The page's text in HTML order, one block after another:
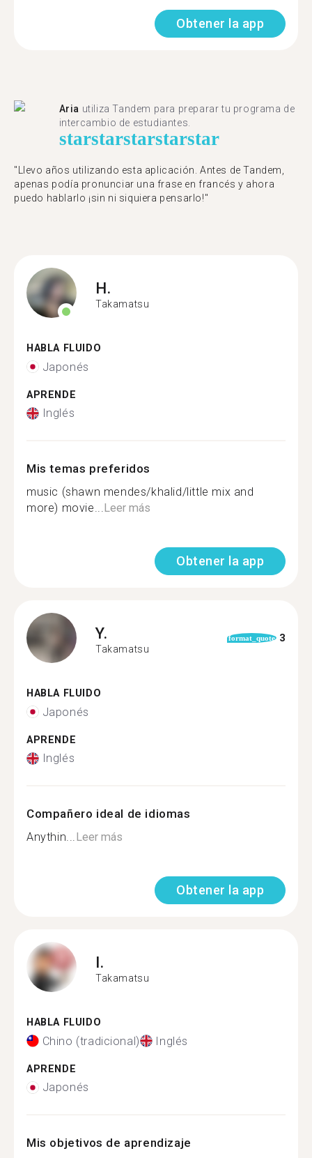
Obtener la app
Aria utiliza Tandem para preparar tu programa de
intercambio de estudiantes.
starstarstarstarstar
"Llevo años utilizando esta aplicación. Antes de Tandem,
apenas podía pronunciar una frase en francés y ahora
puedo hablarlo ¡sin ni siquiera pensarlo!"
H.
Takamatsu
HABLA FLUIDO
Japonés
APRENDE
Inglés
Mis temas preferidos
music (shawn mendes/khalid/little mix and
more) movie...Leer más
Obtener la app
Y.
Takamatsu
format_quote 3
HABLA FLUIDO
Japonés
APRENDE
Inglés
Compañero ideal de idiomas
Anythin...Leer más
Obtener la app
I.
Takamatsu
HABLA FLUIDO
Chino (tradicional) Inglés
APRENDE
Japonés
Mis objetivos de aprendizaje